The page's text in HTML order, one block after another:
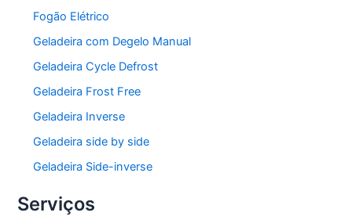
Fogão Elétrico
Geladeira com Degelo Manual
Geladeira Cycle Defrost
Geladeira Frost Free
Geladeira Inverse
Geladeira side by side
Geladeira Side-inverse
Serviços